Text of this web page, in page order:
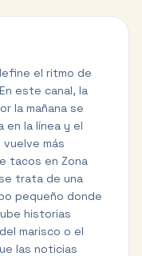
el ritmo de
este canal, la
la mañana se
en la línea y el
más
tacos en Zona
trata de una
pequeño donde
historias
marisco o el
las noticias